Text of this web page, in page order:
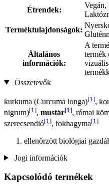
Étrendek:
Vegán,
Terméktulajdonságok:
Általános
információk:
A
termék
Összetevők
kurkuma (Curcuma longa)[1],
nigrum)[1], mustár[1], római
szerecsendió[1], fokhagyma[1]
ellenőrzött biológiai
Jogi információk
Kapcsolódó termékek